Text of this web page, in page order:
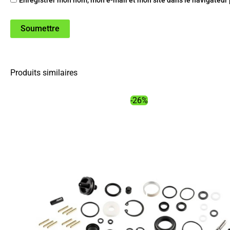
Produits similaires
-26%